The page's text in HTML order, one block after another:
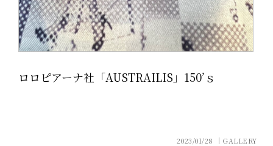
ロロピアーナ社「AUSTRAILIS」150’ｓ
2023/01/28 │GALLERY